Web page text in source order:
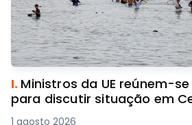
I. Ministros da UE reúnem-
para discutir situação em
1 agosto 2026